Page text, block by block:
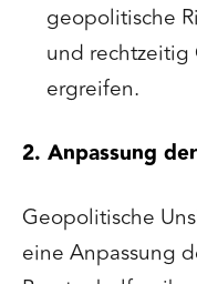
geopolitische
und rechtzeitig
ergreifen.
2. Anpassung
Geopolitische
eine Anpassung